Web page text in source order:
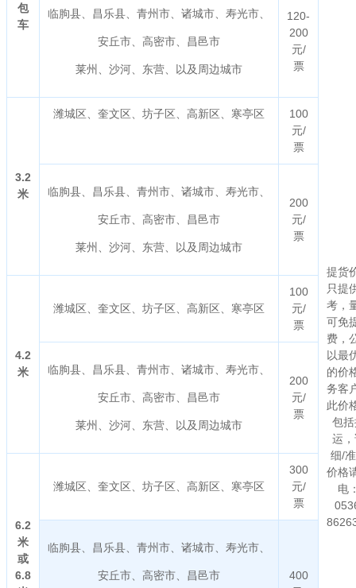
包
车
提货
只提
考，
可免
费，
以最
的价
务客
此价
包
运
细/
价格
电
临朐县、昌乐县、青州市、诸城市、寿光市、
安丘市、高密市、昌邑市
莱州、沙河、东营、以及周边城市
120-
200
元/
票
3.2
米
潍城区、奎文区、坊子区、高新区、寒亭区
100
元/
票
临朐县、昌乐县、青州市、诸城市、寿光市、
安丘市、高密市、昌邑市
莱州、沙河、东营、以及周边城市
200
元/
票
4.2
米
潍城区、奎文区、坊子区、高新区、寒亭区
100
元/
票
临朐县、昌乐县、青州市、诸城市、寿光市、
安丘市、高密市、昌邑市
莱州、沙河、东营、以及周边城市
200
元/
票
6.2
米
或
6.8
潍城区、奎文区、坊子区、高新区、寒亭区
300
元/
票
临朐县、昌乐县、青州市、诸城市、寿光市、
安丘市、高密市、昌邑市
400